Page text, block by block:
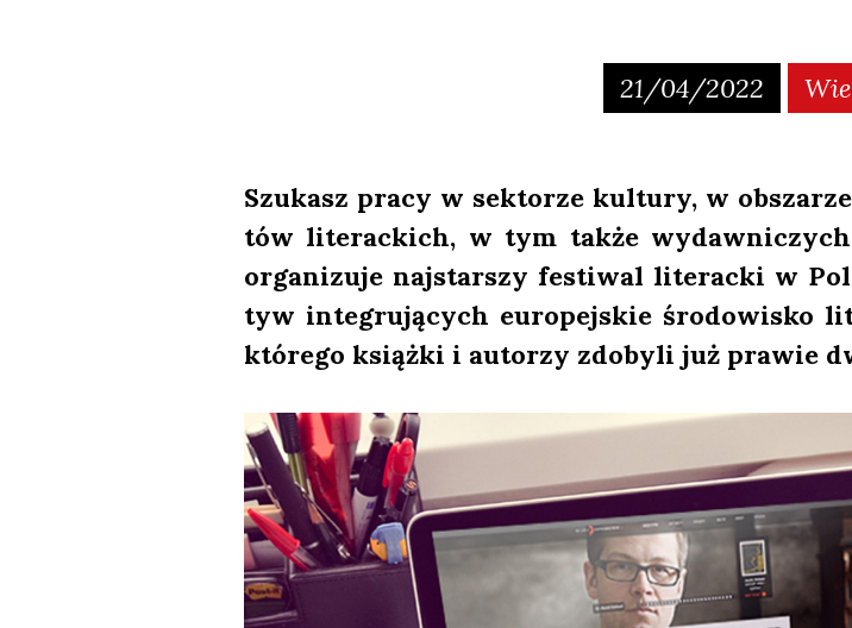
21/04/2022
Szu­kasz pra­cy w sek­to­rze kul­tu­ry, w
tów lite­rac­kich, w tym tak­że
orga­ni­zu­je naj­star­szy festi­wal lite­rac­ki w
tyw inte­gru­ją­cych euro­pej­skie śro­do­wi­sko
któ­re­go książ­ki i auto­rzy zdo­by­li już pra­wie